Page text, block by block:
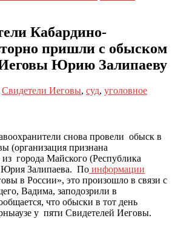
Кабардино-
пришли с обыском
Юрию Залипаеву
Свидетели Иеговы, суд, уголовное
снова провели обыск в
(организация признана
города Майского (Республика
Юрия Залипаева. По информации
в России», это произошло в связи с
Вадима, заподозрили в
что обыски в тот день
у пяти Свидетелей Иеговы.